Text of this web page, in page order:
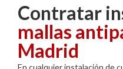
Contratar
mallas
Madrid
En cualquier instalación de